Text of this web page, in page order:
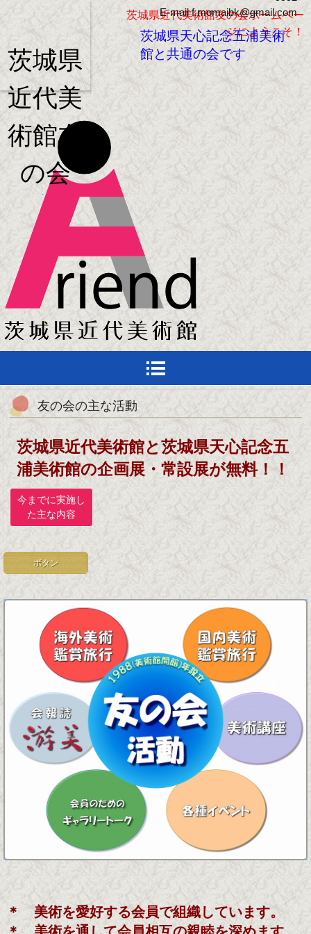
茨城県
近代美
術館友
の会
茨城県近代美術館友の会ホームペー
ジにようこそ！
E-mail f.momaibk@gmail.com
茨城県天心記念五浦美術
館と共通の会です
友の会の主な活動
茨城県近代美術館と茨城県天心記念五
浦美術館の企画展・常設展が無料！！
今までに実施し
た主な内容
ボタン
＊ 美術を愛好する会員で組織しています。